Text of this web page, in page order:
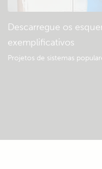
Descarregue os
exemplificativos
Projetos de sistemas